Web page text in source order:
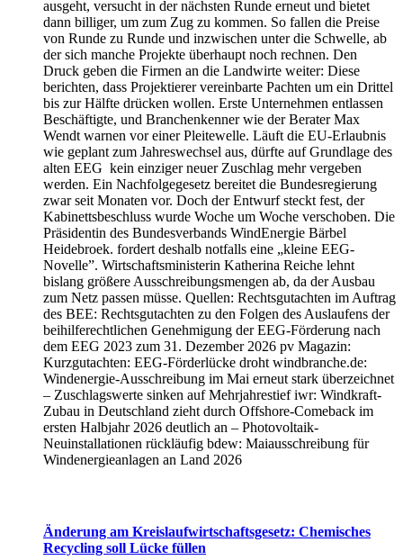
ausgeht, versucht in der nächsten Runde erneut und bietet
dann billiger, um zum Zug zu kommen. So fallen die Preise
von Runde zu Runde und inzwischen unter die Schwelle, ab
der sich manche Projekte überhaupt noch rechnen. Den
Druck geben die Firmen an die Landwirte weiter: Diese
berichten, dass Projektierer vereinbarte Pachten um ein Drittel
bis zur Hälfte drücken wollen. Erste Unternehmen entlassen
Beschäftigte, und Branchenkenner wie der Berater Max
Wendt warnen vor einer Pleitewelle. Läuft die EU-Erlaubnis
wie geplant zum Jahreswechsel aus, dürfte auf Grundlage des
alten EEG kein einziger neuer Zuschlag mehr vergeben
werden. Ein Nachfolgegesetz bereitet die Bundesregierung
zwar seit Monaten vor. Doch der Entwurf steckt fest, der
Kabinettsbeschluss wurde Woche um Woche verschoben. Die
Präsidentin des Bundesverbands WindEnergie Bärbel
Heidebroek. fordert deshalb notfalls eine „kleine EEG-
Novelle”. Wirtschaftsministerin Katherina Reiche lehnt
bislang größere Ausschreibungsmengen ab, da der Ausbau
zum Netz passen müsse. Quellen: Rechtsgutachten im Auftrag
des BEE: Rechtsgutachten zu den Folgen des Auslaufens der
beihilferechtlichen Genehmigung der EEG-Förderung nach
dem EEG 2023 zum 31. Dezember 2026 pv Magazin:
Kurzgutachten: EEG-Förderlücke droht windbranche.de:
Windenergie-Ausschreibung im Mai erneut stark überzeichnet
– Zuschlagswerte sinken auf Mehrjahrestief iwr: Windkraft-
Zubau in Deutschland zieht durch Offshore-Comeback im
ersten Halbjahr 2026 deutlich an – Photovoltaik-
Neuinstallationen rückläufig bdew: Maiausschreibung für
Windenergieanlagen an Land 2026
Änderung am Kreislaufwirtschaftsgesetz: Chemisches
Recycling soll Lücke füllen